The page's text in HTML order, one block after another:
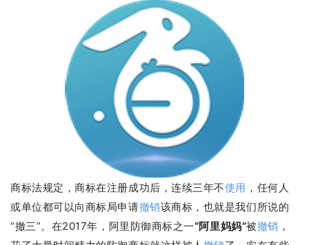
商标法规定，商标在注册成功后，连续三年不使用 ，任何人
或单位都可以向商标局申请撤销该商标，也就是我们所说的
“撤三”。在2017年，阿里防御商标之一“阿里妈妈”被撤销 ，